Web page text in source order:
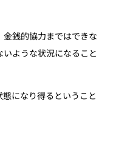
銭的協力まではできな
ような状況になること
になり得るということ